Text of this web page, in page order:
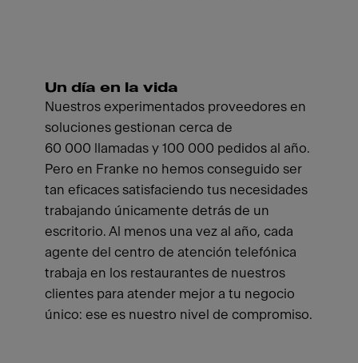
Un día en la vida
Nuestros experimentados proveedores en
soluciones gestionan cerca de
60 000 llamadas y 100 000 pedidos al año.
Pero en Franke no hemos conseguido ser
tan eficaces satisfaciendo tus necesidades
trabajando únicamente detrás de un
escritorio. Al menos una vez al año, cada
agente del centro de atención telefónica
trabaja en los restaurantes de nuestros
clientes para atender mejor a tu negocio
único: ese es nuestro nivel de compromiso.